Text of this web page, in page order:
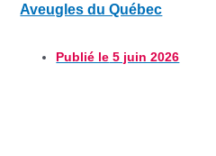
Aveugles du Québec
Publié le 5 juin 2026